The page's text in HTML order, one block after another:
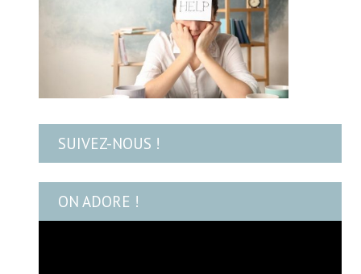
SUIVEZ-NOUS !
ON ADORE !